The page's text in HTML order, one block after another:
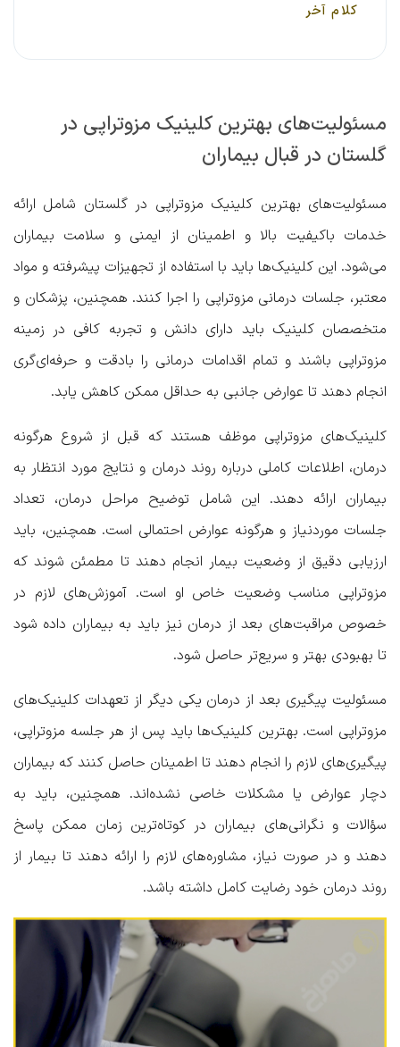
کلام آخر
مسئولیت‌های بهترین کلینیک مزوتراپی در
گلستان در قبال بیماران
مسئولیت‌های بهترین کلینیک مزوتراپی در گلستان شامل ارائه
خدمات باکیفیت بالا و اطمینان از ایمنی و سلامت بیماران
می‌شود. این کلینیک‌ها باید با استفاده از تجهیزات پیشرفته و مواد
معتبر، جلسات درمانی مزوتراپی را اجرا کنند. همچنین، پزشکان و
متخصصان کلینیک باید دارای دانش و تجربه کافی در زمینه
مزوتراپی باشند و تمام اقدامات درمانی را بادقت و حرفه‌ای‌گری
انجام دهند تا عوارض جانبی به حداقل ممکن کاهش یابد.
کلینیک‌های مزوتراپی موظف هستند که قبل از شروع هرگونه
درمان، اطلاعات کاملی درباره روند درمان و نتایج مورد انتظار به
بیماران ارائه دهند. این شامل توضیح مراحل درمان، تعداد
جلسات موردنیاز و هرگونه عوارض احتمالی است. همچنین، باید
ارزیابی دقیق از وضعیت بیمار انجام دهند تا مطمئن شوند که
مزوتراپی مناسب وضعیت خاص او است. آموزش‌های لازم در
خصوص مراقبت‌های بعد از درمان نیز باید به بیماران داده شود
تا بهبودی بهتر و سریع‌تر حاصل شود.
مسئولیت پیگیری بعد از درمان یکی دیگر از تعهدات کلینیک‌های
مزوتراپی است. بهترین کلینیک‌ها باید پس از هر جلسه مزوتراپی،
پیگیری‌های لازم را انجام دهند تا اطمینان حاصل کنند که بیماران
دچار عوارض یا مشکلات خاصی نشده‌اند. همچنین، باید به
سؤالات و نگرانی‌های بیماران در کوتاه‌ترین زمان ممکن پاسخ
دهند و در صورت نیاز، مشاوره‌های لازم را ارائه دهند تا بیمار از
روند درمان خود رضایت کامل داشته باشد.